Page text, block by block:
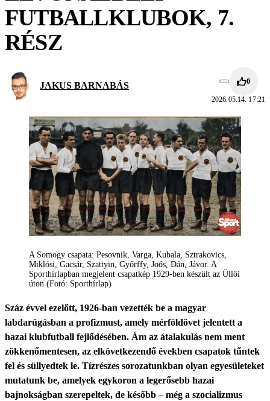
FUTBALLKLUBOK, 7.
RÉSZ
JAKUS BARNABÁS 0
2026.05.14. 17:21
A Somogy csapata: Pesovnik, Varga, Kubala, Sztrakovics,
Miklósi, Gacsár, Szattyin, Győrffy, Joós, Dán, Jávor. A
Sporthírlapban megjelent csapatkép 1929-ben készült az Üllői
úton (Fotó: Sporthírlap)
Száz évvel ezelőtt, 1926-ban vezették be a magyar
labdarúgásban a profizmust, amely mérföldövet jelentett a
hazai klubfutball fejlődésében. Ám az átalakulás nem ment
zökkenőmentesen, az elkövetkezendő években csapatok tűntek
fel és süllyedtek le. Tízrészes sorozatunkban olyan egyesületeket
mutatunk be, amelyek egykoron a legerősebb hazai
bajnokságban szerepeltek, de később – még a szocializmus